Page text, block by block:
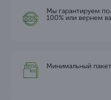
Мы гарантируем
100% или вернем
Минимальный